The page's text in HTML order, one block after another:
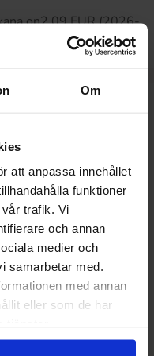
Om
att anpassa innehållet
funktioner
trafik. Vi
och annan
medier och
samarbetar med.
med annan
eller som de har
on2.09 EUR (2026-